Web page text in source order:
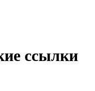
ссылки